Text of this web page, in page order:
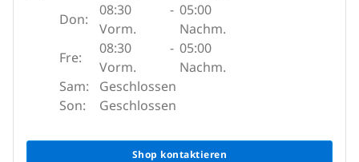
Don:
08:30
Vorm.
- 05:00
Nachm.
Fre:
08:30
Vorm.
- 05:00
Nachm.
Sam:
Geschlossen
Son:
Geschlossen
Shop kontaktieren